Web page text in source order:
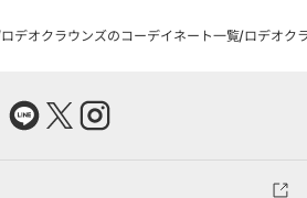
ロデオクラウンズのコーデイネート一覧 ロデオク